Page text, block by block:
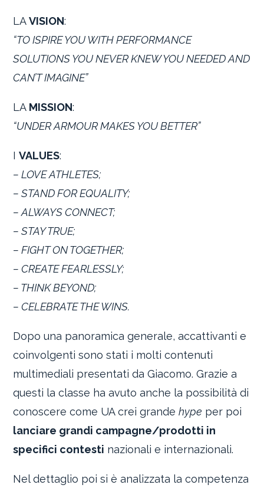
LAVISION:
“TO ISPIRE YOU WITH PERFORMANCE
SOLUTIONS YOU NEVER KNEW YOU NEEDED AND
CAN’T IMAGINE”
LA MISSION:
“UNDER ARMOUR MAKES YOU BETTER”
IVALUES:
– LOVE ATHLETES;
– STAND FOR EQUALITY;
– ALWAYS CONNECT;
– STAY TRUE;
– FIGHT ON TOGETHER;
– CREATE FEARLESSLY;
– THINK BEYOND;
– CELEBRATE THE WINS.
Dopo una panoramica generale, accattivanti e
coinvolgenti sono stati i molti contenuti
multimediali presentati da Giacomo. Grazie a
questi la classe ha avuto anche la possibilità di
conoscere come UA crei grandehype per poi
lanciare grandi campagne/prodotti in
specifici contesti nazionali e internazionali.
Nel dettaglio poi si è analizzata la competenza